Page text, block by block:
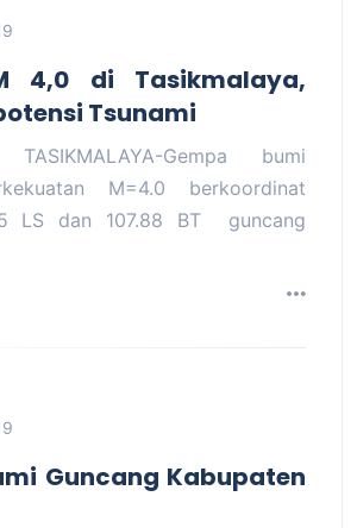
4,0 di Tasikmalaya,
Tsunami
TASIKMALAYA-Gempa bumi
M=4.0 berkoordinat
LS dan 107.88 BT guncang
Guncang Kabupaten